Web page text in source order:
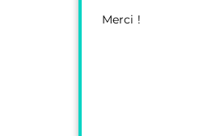
Merci !